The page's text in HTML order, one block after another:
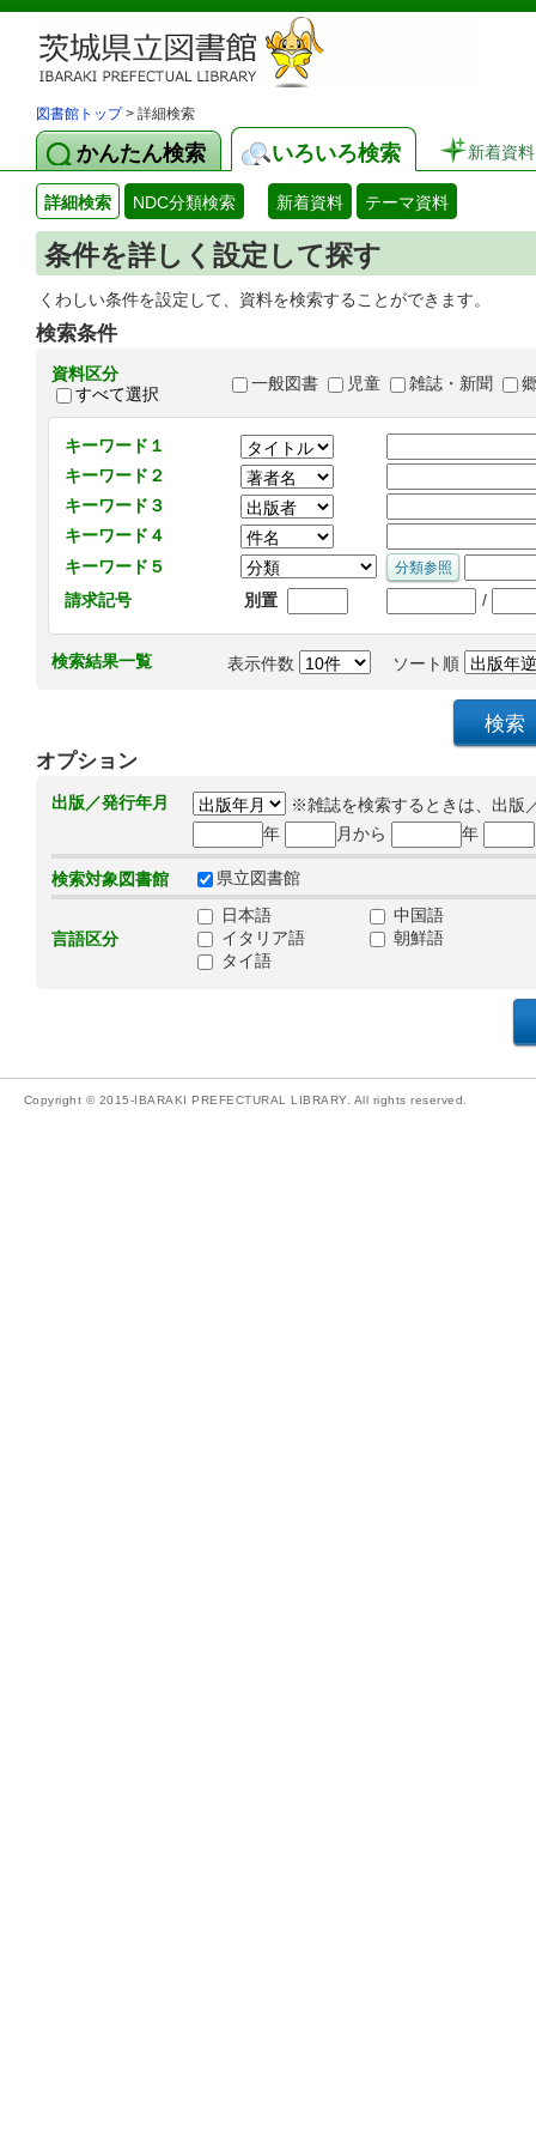
図書館トップ> 詳細検索
かんたん検索 いろいろ検索 新着資料
詳細検索 NDC分類検索 新着資料 テーマ資料
条件を詳しく設定して探す
くわしい条件を設定して、資料を検索することができます。
検索条件
資料区分
すべて選択
一般図書 児童 雑誌・新聞
キーワード１
キーワード２
キーワード３
キーワード４
キーワード５
請求記号
別置 /
検索結果一覧 表示件数 ソート順
オプション
出版／発行年月
※雑誌を検索するときは、出版
年
月から 年
検索対象図書館 県立図書館
言語区分
日本語
中国語
イタリア語
朝鮮語
タイ語
Copyright © 2015-IBARAKI PREFECTURAL LIBRARY. All rights reserved.